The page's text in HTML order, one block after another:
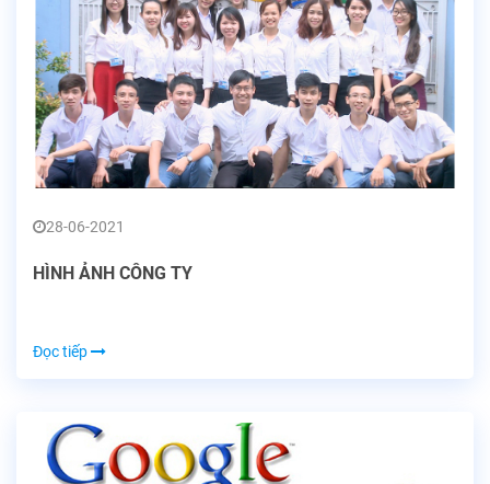
28-06-2021
HÌNH ẢNH CÔNG TY
Đọc tiếp